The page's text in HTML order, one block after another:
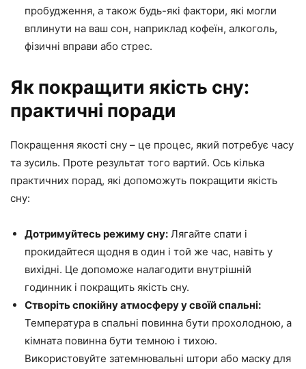
пробудження, а також будь-які фактори, які могли
вплинути на ваш сон, наприклад кофеїн, алкоголь,
фізичні вправи або стрес.
Як покращити якість сну:
практичні поради
Покращення якості сну – це процес, який потребує часу
та зусиль. Проте результат того вартий. Ось кілька
практичних порад, які допоможуть покращити якість
сну:
Дотримуйтесь режиму сну: Лягайте спати і
прокидайтеся щодня в один і той же час, навіть у
вихідні. Це допоможе налагодити внутрішній
годинник і покращить якість сну.
Створіть спокійну атмосферу у своїй спальні:
Температура в спальні повинна бути прохолодною, а
кімната повинна бути темною і тихою.
Використовуйте затемнювальні штори або маску для